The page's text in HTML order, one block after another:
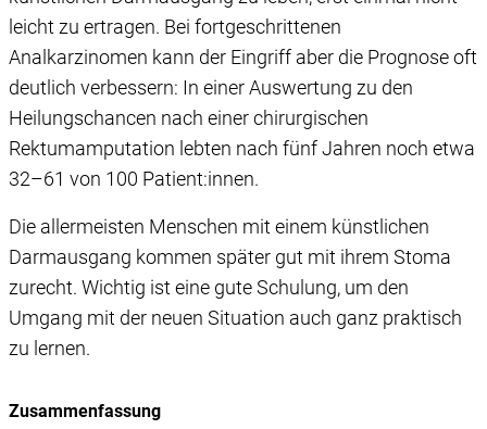
leicht zu ertragen. Bei fortgeschrittenen
Analkarzinomen kann der Eingriff aber die Prognose oft
deutlich verbessern: In einer Auswertung zu den
Heilungschancen nach einer chirurgischen
Rektumamputation lebten nach fünf Jahren noch etwa
32–61 von 100 Patient:innen.
Die allermeisten Menschen mit einem künstlichen
Darmausgang kommen später gut mit ihrem Stoma
zurecht. Wichtig ist eine gute Schulung, um den
Umgang mit der neuen Situation auch ganz praktisch
zu lernen.
Zusammenfassung